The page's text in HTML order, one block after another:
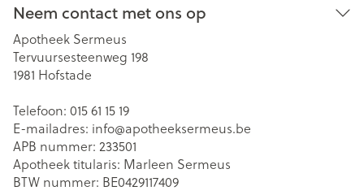
Neem contact met ons op
Apotheek Sermeus
Tervuursesteenweg 198
1981 Hofstade
Telefoon: 015 61 15 19
E-mailadres: info@apotheeksermeus.be
APB nummer: 233501
Apotheek titularis: Marleen Sermeus
BTW nummer: BE0429117409